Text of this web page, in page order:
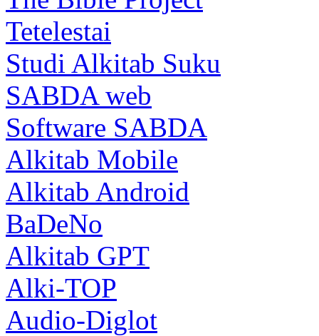
Tetelestai
Studi Alkitab Suku
SABDA web
Software SABDA
Alkitab Mobile
Alkitab Android
BaDeNo
Alkitab GPT
Alki-TOP
Audio-Diglot